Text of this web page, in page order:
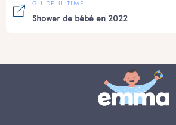
GUIDE ULTIME
Shower de bébé en 2022